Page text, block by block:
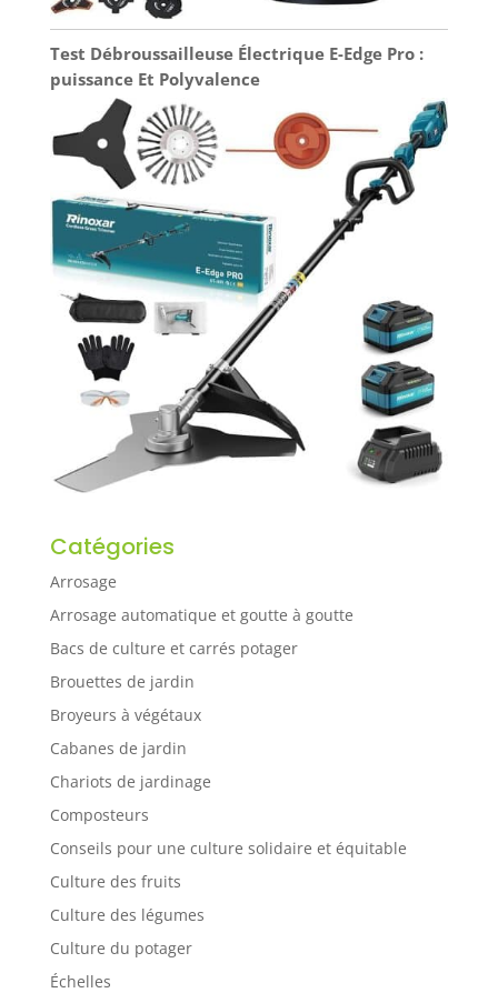
Test Débroussailleuse Électrique E-Edge Pro :
puissance Et Polyvalence
Catégories
Arrosage
Arrosage automatique et goutte à goutte
Bacs de culture et carrés potager
Brouettes de jardin
Broyeurs à végétaux
Cabanes de jardin
Chariots de jardinage
Composteurs
Conseils pour une culture solidaire et équitable
Culture des fruits
Culture des légumes
Culture du potager
Échelles